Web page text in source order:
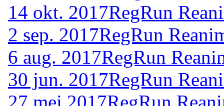
14 okt. 2017RegRun
2 sep. 2017RegRun
6 aug. 2017RegRun
30 jun. 2017RegRun
27 mei 2017RegRun